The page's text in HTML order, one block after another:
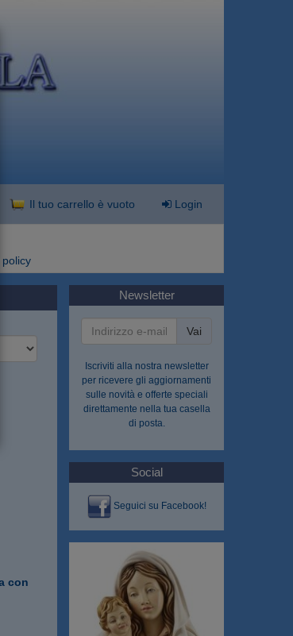
Il tuo carrello è vuoto Login
policy
con
Newsletter
Vai
Iscriviti alla nostra newsletter
per ricevere gli aggiornamenti
sulle novità e offerte speciali
direttamente nella tua casella
di posta.
Social
Seguici su Facebook!